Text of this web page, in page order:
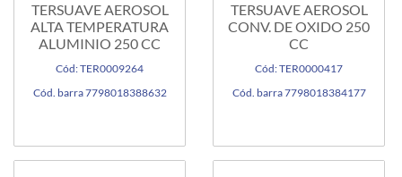
TERSUAVE AEROSOL
ALTA TEMPERATURA
ALUMINIO 250 CC
Cód: TER0009264
Cód. barra 7798018388632
TERSUAVE AEROSOL
CONV. DE OXIDO 250
CC
Cód: TER0000417
Cód. barra 7798018384177